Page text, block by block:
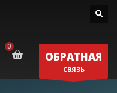
ОБРАТНАЯ
СВЯЗЬ